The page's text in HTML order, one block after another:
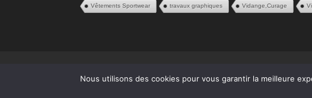
Vêtements Sportwear travaux graphiques Vidange,Curage
Nous utilisons des cookies pour vous garantir la meilleure